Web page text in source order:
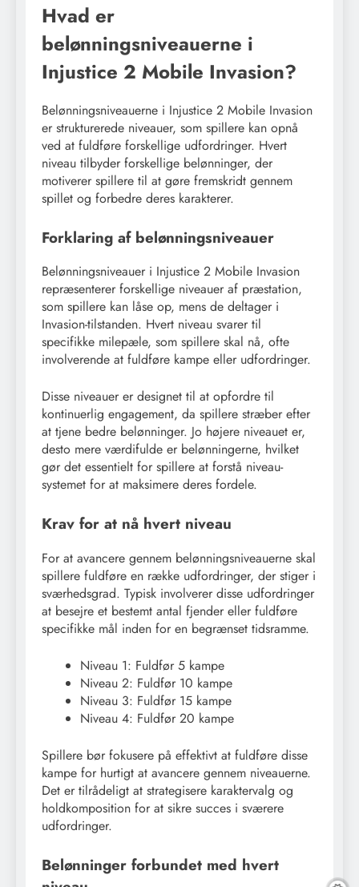
Hvad er
belønningsniveauerne i
Injustice 2 Mobile Invasion?
Belønningsniveauerne i Injustice 2 Mobile Invasion
er strukturerede niveauer, som spillere kan opnå
ved at fuldføre forskellige udfordringer. Hvert
niveau tilbyder forskellige belønninger, der
motiverer spillere til at gøre fremskridt gennem
spillet og forbedre deres karakterer.
Forklaring af belønningsniveauer
Belønningsniveauer i Injustice 2 Mobile Invasion
repræsenterer forskellige niveauer af præstation,
som spillere kan låse op, mens de deltager i
Invasion-tilstanden. Hvert niveau svarer til
specifikke milepæle, som spillere skal nå, ofte
involverende at fuldføre kampe eller udfordringer.
Disse niveauer er designet til at opfordre til
kontinuerlig engagement, da spillere stræber efter
at tjene bedre belønninger. Jo højere niveauet er,
desto mere værdifulde er belønningerne, hvilket
gør det essentielt for spillere at forstå niveau-
systemet for at maksimere deres fordele.
Krav for at nå hvert niveau
For at avancere gennem belønningsniveauerne skal
spillere fuldføre en række udfordringer, der stiger i
sværhedsgrad. Typisk involverer disse udfordringer
at besejre et bestemt antal fjender eller fuldføre
specifikke mål inden for en begrænset tidsramme.
Niveau 1: Fuldfør 5 kampe
Niveau 2: Fuldfør 10 kampe
Niveau 3: Fuldfør 15 kampe
Niveau 4: Fuldfør 20 kampe
Spillere bør fokusere på effektivt at fuldføre disse
kampe for hurtigt at avancere gennem niveauerne.
Det er tilrådeligt at strategisere karaktervalg og
holdkomposition for at sikre succes i sværere
udfordringer.
Belønninger forbundet med hvert